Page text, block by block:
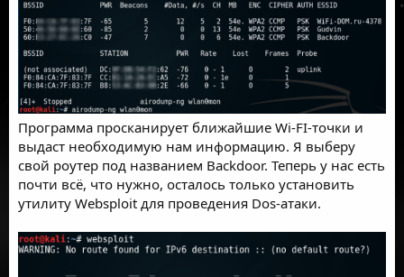
Программа просканирует ближайшие Wi-FI-точки и
выдаст необходимую нам информацию. Я выберу
свой роутер под названием Backdoor. Теперь у нас есть
почти всё, что нужно, осталось только установить
утилиту Websploit для проведения Dos-атаки.